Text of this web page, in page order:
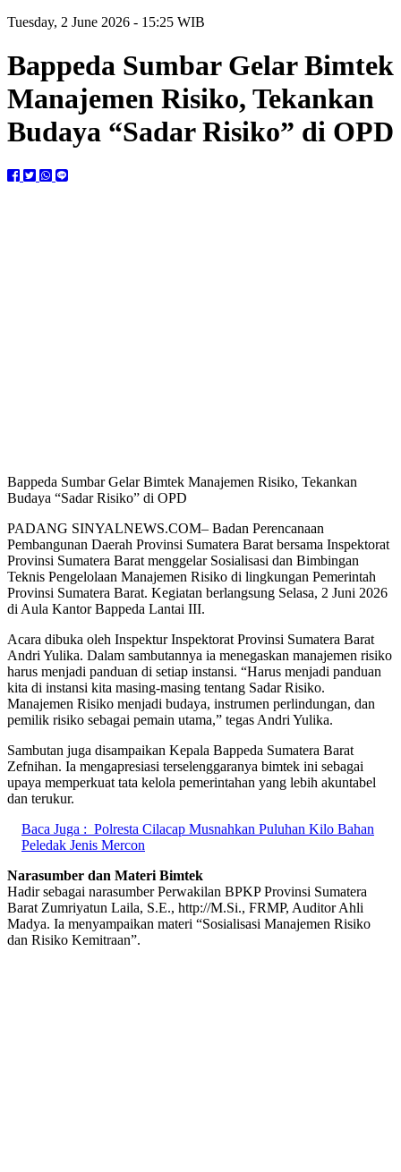
Tuesday, 2 June 2026 - 15:25 WIB
Bappeda Sumbar Gelar Bimtek
Manajemen Risiko, Tekankan
Budaya “Sadar Risiko” di OPD
Bappeda Sumbar Gelar Bimtek Manajemen Risiko, Tekankan
Budaya “Sadar Risiko” di OPD
PADANG SINYALNEWS.COM– Badan Perencanaan
Pembangunan Daerah Provinsi Sumatera Barat bersama Inspektorat
Provinsi Sumatera Barat menggelar Sosialisasi dan Bimbingan
Teknis Pengelolaan Manajemen Risiko di lingkungan Pemerintah
Provinsi Sumatera Barat. Kegiatan berlangsung Selasa, 2 Juni 2026
di Aula Kantor Bappeda Lantai III.
Acara dibuka oleh Inspektur Inspektorat Provinsi Sumatera Barat
Andri Yulika. Dalam sambutannya ia menegaskan manajemen risiko
harus menjadi panduan di setiap instansi. “Harus menjadi panduan
kita di instansi kita masing-masing tentang Sadar Risiko.
Manajemen Risiko menjadi budaya, instrumen perlindungan, dan
pemilik risiko sebagai pemain utama,” tegas Andri Yulika.
Sambutan juga disampaikan Kepala Bappeda Sumatera Barat
Zefnihan. Ia mengapresiasi terselenggaranya bimtek ini sebagai
upaya memperkuat tata kelola pemerintahan yang lebih akuntabel
dan terukur.
Baca Juga : Polresta Cilacap Musnahkan Puluhan Kilo Bahan
Peledak Jenis Mercon
Narasumber dan Materi Bimtek
Hadir sebagai narasumber Perwakilan BPKP Provinsi Sumatera
Barat Zumriyatun Laila, S.E., http://M.Si., FRMP, Auditor Ahli
Madya. Ia menyampaikan materi “Sosialisasi Manajemen Risiko
dan Risiko Kemitraan”.